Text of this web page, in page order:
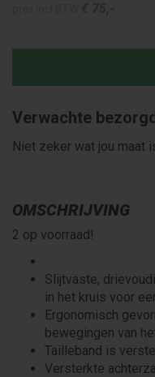
Verwachte
Niet zeker wat jou maat
OMSCHRIJVING
2 op voorraad!
Slijtvaste,
in het kruis voor
Ergonomisch
bewegingen van
Tailleband is
Versterkte